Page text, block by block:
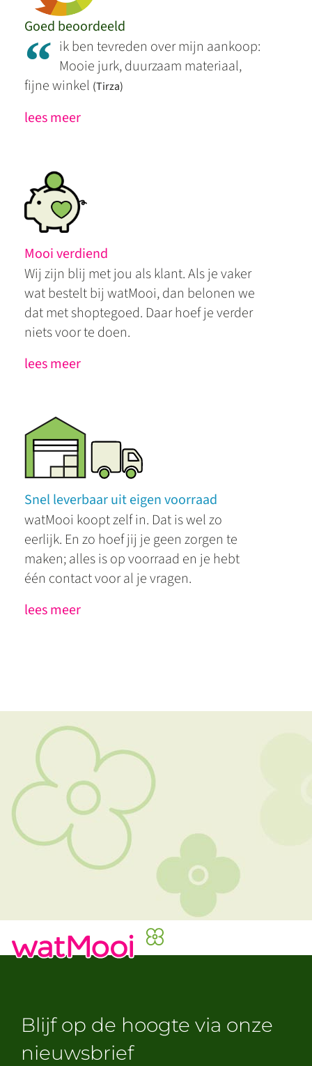
Goed beoordeeld
“ ik ben tevreden over mijn aankoop:
Mooie jurk, duurzaam materiaal,
fijne winkel (Tirza)
lees meer
Mooi verdiend
Wij zijn blij met jou als klant. Als je vaker
wat bestelt bij watMooi, dan belonen we
dat met shoptegoed. Daar hoef je verder
niets voor te doen.
lees meer
Snel leverbaar uit eigen voorraad
watMooi koopt zelf in. Dat is wel zo
eerlijk. En zo hoef jij je geen zorgen te
maken; alles is op voorraad en je hebt
één contact voor al je vragen.
lees meer
Blijf op de hoogte via onze
nieuwsbrief